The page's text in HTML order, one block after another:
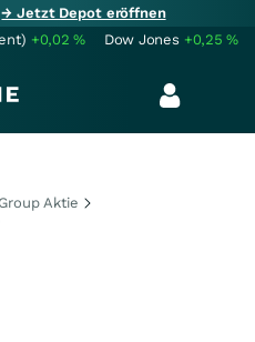
→ Jetzt Depot eröffnen
+0,02% Dow Jones +0,25%
Aktie